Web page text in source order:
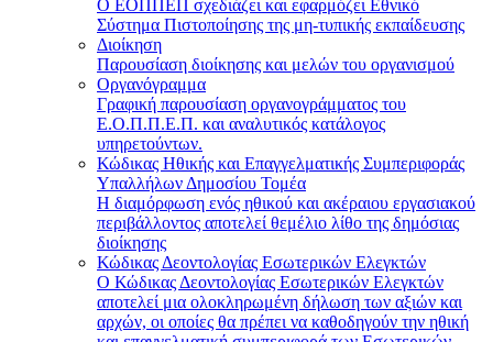
Ο ΕΟΠΠΕΠ σχεδιάζει και εφαρμόζει Eθνικό
Σύστημα Πιστοποίησης της μη-τυπικής εκπαίδευσης
Διοίκηση
Παρουσίαση διοίκησης και μελών του οργανισμού
Οργανόγραμμα
Γραφική παρουσίαση οργανογράμματος του
Ε.Ο.Π.Π.Ε.Π. και αναλυτικός κατάλογος
υπηρετούντων.
Κώδικας Ηθικής και Επαγγελματικής Συμπεριφοράς
Υπαλλήλων Δημοσίου Τομέα
Η διαμόρφωση ενός ηθικού και ακέραιου εργασιακού
περιβάλλοντος αποτελεί θεμέλιο λίθο της δημόσιας
διοίκησης
Κώδικας Δεοντολογίας Εσωτερικών Ελεγκτών
Ο Κώδικας Δεοντολογίας Εσωτερικών Ελεγκτών
αποτελεί μια ολοκληρωμένη δήλωση των αξιών και
αρχών, οι οποίες θα πρέπει να καθοδηγούν την ηθική